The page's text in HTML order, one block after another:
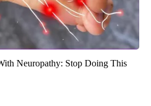
Neuropathy: Stop Doing This